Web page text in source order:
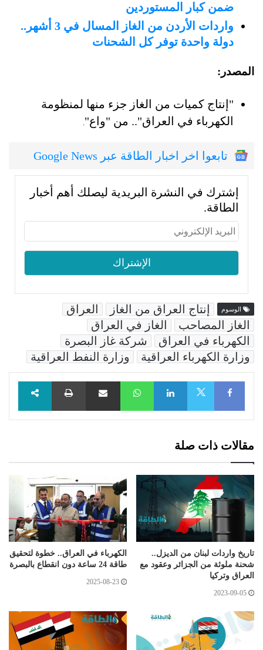
ضمن كبار المستوردين
واردات الأردن من الغاز المسال في 3 أشهر..
دولة واحدة توفر كل الشحنات
المصدر:
"إنتاج كميات من الغاز جزء منها لمنظومة
الكهرباء في العراق".. من "واع".
تابعوا اخر اخبار الطاقة عبر Google News
إشترك في النشرة البريدية ليصلك أهم أخبار
الطاقة.
الوسوم إنتاج العراق من الغاز
العراق
الغاز المصاحب
الغاز في العراق
الكهرباء في العراق
شركة غاز البصرة
وزارة الكهرباء العراقية
وزارة النفط العراقية
Facebook
LinkedIn
WhatsAppمشاركة عبر البريد طباعة
مقالات ذات صلة
تاريخ واردات لبنان من الديزل..
شحنة ملوثة من الجزائر وعقود مع
العراق وتركيا
2023-09-05
الكهرباء في العراق.. خطوة لتحقيق
طاقة 24 ساعة دون انقطاع بالبصرة
2025-08-23